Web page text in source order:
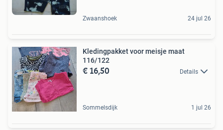
Zwaanshoek 24 jul 26
Kledingpakket voor meisje maat
116/122
€ 16,50 Details
Sommelsdijk 1 jul 26